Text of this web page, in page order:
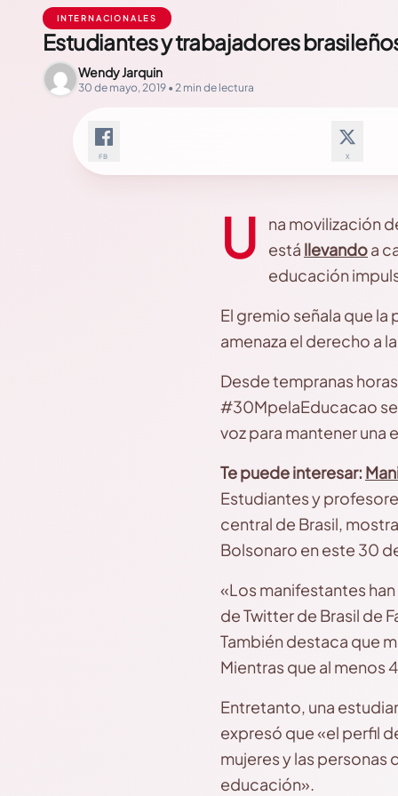
INTERNACIONALES
Estudiantes y trabajadores
Wendy Jarquin
30 de mayo, 2019 • 2 min de lectura
FB X
U
na movilización
está llevandoa
educación
El gremio señala que
amenaza el derecho a
Desde tempranas
#30MpelaEducacao se
voz para mantener una
Te puede interesar:
Estudiantes y
central de Brasil,
Bolsonaro en este 30
«Los manifestantes
de Twitter de Brasil de
También destaca que
Mientras que al menos
Entretanto, una
expresó que «el perfil
mujeres y las personas
educación».